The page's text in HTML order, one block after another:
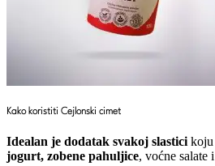
Kako koristiti Cejlonski cimet
Idealan je dodatak svakoj slastici koju
jogurt, zobene pahuljice, voćne salate